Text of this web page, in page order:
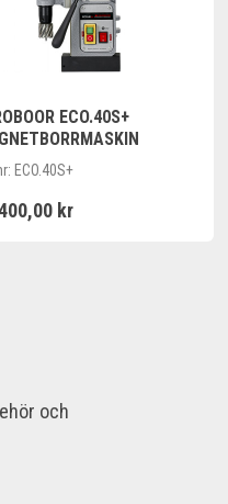
ECO.40S+
ECO.40S+
kr
och